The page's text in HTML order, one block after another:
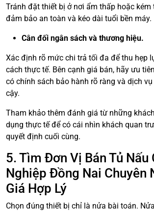
Tránh đặt thiết bị ở nơi ẩm thấp hoặc kém
đảm bảo an toàn và kéo dài tuổi bền máy.
Cân đối ngân sách và thương hiệu.
Xác định rõ mức chi trả tối đa để thu hẹp
cách thực tế. Bên cạnh giá bán, hãy ưu
có chính sách bảo hành rõ ràng và dịch
cậy.
Tham khảo thêm đánh giá từ những
dụng thực tế để có cái nhìn khách quan
quyết định cuối cùng.
5. Tìm Đơn Vị Bán Tủ Nấu
Nghiệp Đồng Nai Chuyên
Giá Hợp Lý
Chọn đúng thiết bị chỉ là nửa bài toán.